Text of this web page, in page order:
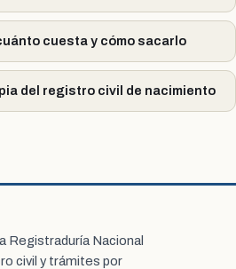
cuesta y cómo sacarlo
del registro civil de nacimiento
Registraduría Nacional
civil y trámites por